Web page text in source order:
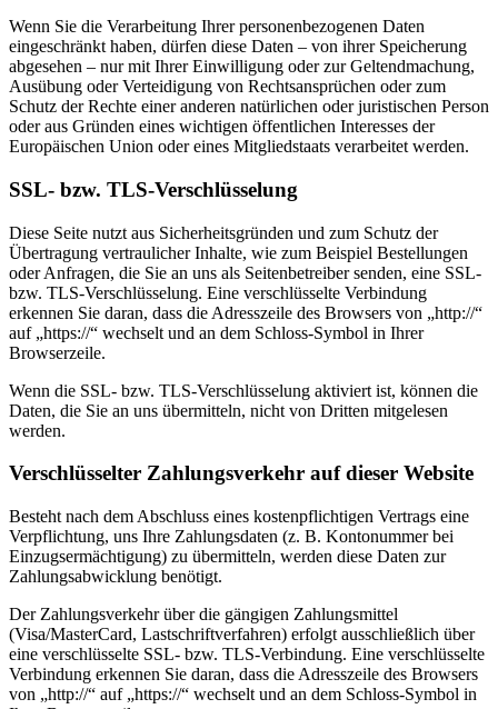
Wenn Sie die Verarbeitung Ihrer personenbezogenen Daten
eingeschränkt haben, dürfen diese Daten – von ihrer Speicherung
abgesehen – nur mit Ihrer Einwilligung oder zur Geltendmachung,
Ausübung oder Verteidigung von Rechtsansprüchen oder zum
Schutz der Rechte einer anderen natürlichen oder juristischen Person
oder aus Gründen eines wichtigen öffentlichen Interesses der
Europäischen Union oder eines Mitgliedstaats verarbeitet werden.
SSL- bzw. TLS-Verschlüsselung
Diese Seite nutzt aus Sicherheitsgründen und zum Schutz der
Übertragung vertraulicher Inhalte, wie zum Beispiel Bestellungen
oder Anfragen, die Sie an uns als Seitenbetreiber senden, eine SSL-
bzw. TLS-Verschlüsselung. Eine verschlüsselte Verbindung
erkennen Sie daran, dass die Adresszeile des Browsers von „http://“
auf „https://“ wechselt und an dem Schloss-Symbol in Ihrer
Browserzeile.
Wenn die SSL- bzw. TLS-Verschlüsselung aktiviert ist, können die
Daten, die Sie an uns übermitteln, nicht von Dritten mitgelesen
werden.
Verschlüsselter Zahlungsverkehr auf dieser Website
Besteht nach dem Abschluss eines kostenpflichtigen Vertrags eine
Verpflichtung, uns Ihre Zahlungsdaten (z. B. Kontonummer bei
Einzugsermächtigung) zu übermitteln, werden diese Daten zur
Zahlungsabwicklung benötigt.
Der Zahlungsverkehr über die gängigen Zahlungsmittel
(Visa/MasterCard, Lastschriftverfahren) erfolgt ausschließlich über
eine verschlüsselte SSL- bzw. TLS-Verbindung. Eine verschlüsselte
Verbindung erkennen Sie daran, dass die Adresszeile des Browsers
von „http://“ auf „https://“ wechselt und an dem Schloss-Symbol in